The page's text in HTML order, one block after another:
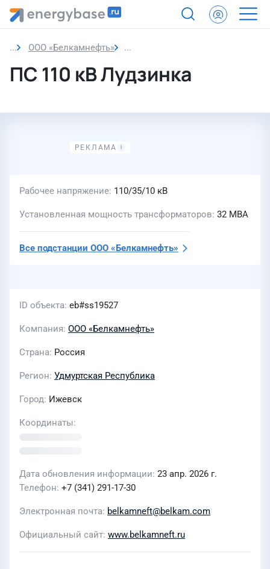
ООО «Белкамнефть» ПС 110 кВ Лудзинка
ПС 110 кВ Лудзинка
Рабочее напряжение 110/35/10 кВ
Установленная мощность трансформаторов 32 МВА
Все подстанции ООО «Белкамнефть»
ID объекта eb#ss19527
Компания ООО «Белкамнефть»
Страна Россия
Регион Удмуртская Республика
Город Ижевск
Координаты
Дата обновления информации 23 апр. 2026 г.
Телефон +7 (341) 291-17-30
Электронная почта belkamneft@belkam.com
Официальный сайт www.belkamneft.ru